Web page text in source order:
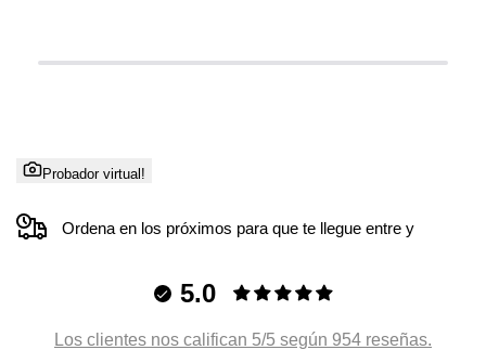
Probador virtual!
Ordena en los próximos para que te llegue entre y
5.0
Los clientes nos califican 5/5 según 954 reseñas.